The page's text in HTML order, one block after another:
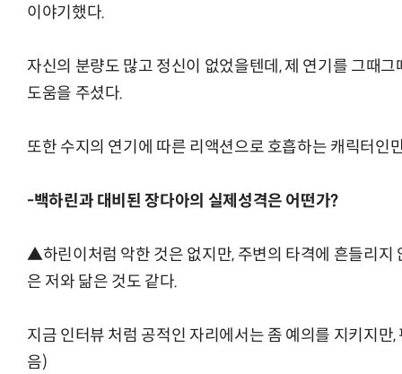
이야기했다.
자신의 분량도 많고 정신이 없었을텐데, 제 연기를 그때
도움을 주셨다.
또한 수지의 연기에 따른 리액션으로 호흡하는 캐릭터인
-백하린과 대비된 장다아의 실제성격은 어떤가?
▲하린이처럼 악한 것은 없지만, 주변의 타격에 흔들리지
은 저와 닮은 것도 같다.
지금 인터뷰 처럼 공적인 자리에서는 좀 예의를 지키지만
음)